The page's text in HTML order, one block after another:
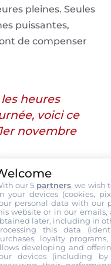
pleines. Seules
puissantes,
de compenser
heures
voici ce
novembre
:
et fiches
2026
Maison sur
our 5 partners, we wish
your devices (cookies,
personal data with our
website or in our emails,
later, including in
this data
loyalty
developing and
devices (including